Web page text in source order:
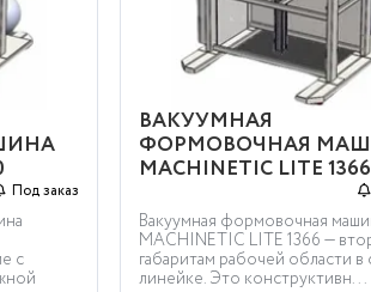
Под заказ
с
ВАКУУМНАЯ
ФОРМОВОЧНАЯ
MACHINETIC LITE 1366
Вакуумная формовочная
MACHINETIC LITE 1366 —
габаритам рабочей области в
линейке. Это конструктивн...